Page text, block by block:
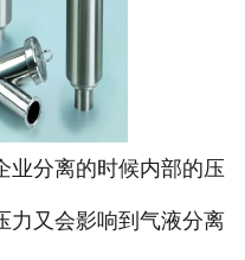
储油罐
缓冲罐
徽分离容器
业分离的时候内部的压
力又会影响到气液分离